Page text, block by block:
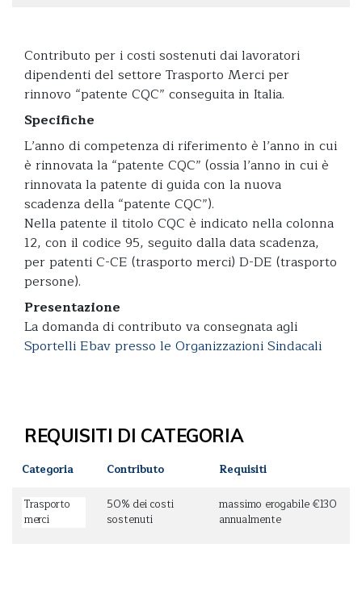
Contributo per i costi sostenuti dai lavoratori
dipendenti del settore Trasporto Merci per
rinnovo “patente CQC” conseguita in Italia.
Specifiche
L’anno di competenza di riferimento è l’anno in cui
è rinnovata la “patente CQC” (ossia l’anno in cui è
rinnovata la patente di guida con la nuova
scadenza della “patente CQC”).
Nella patente il titolo CQC è indicato nella colonna
12, con il codice 95, seguito dalla data scadenza,
per patenti C-CE (trasporto merci) D-DE (trasporto
persone).
Presentazione
La domanda di contributo va consegnata agli
Sportelli Ebav presso le Organizzazioni Sindacali
REQUISITI DI CATEGORIA
Categoria Contributo
Requisiti
Trasporto
merci
50% dei costi
sostenuti
massimo erogabile €130
annualmente